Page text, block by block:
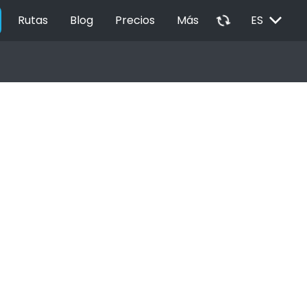
Rutas Blog Precios Más autorenew ES EXPAND_MORE